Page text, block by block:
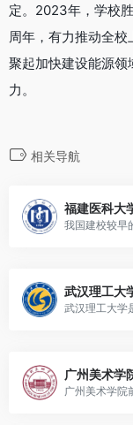
定。2023年，学校
周年，有力推动全
聚起加快建设能源领
力。
相关导航
福建医科大
我国建校较早
武汉理工大
武汉理工大学
广州美术学
广州美术学院